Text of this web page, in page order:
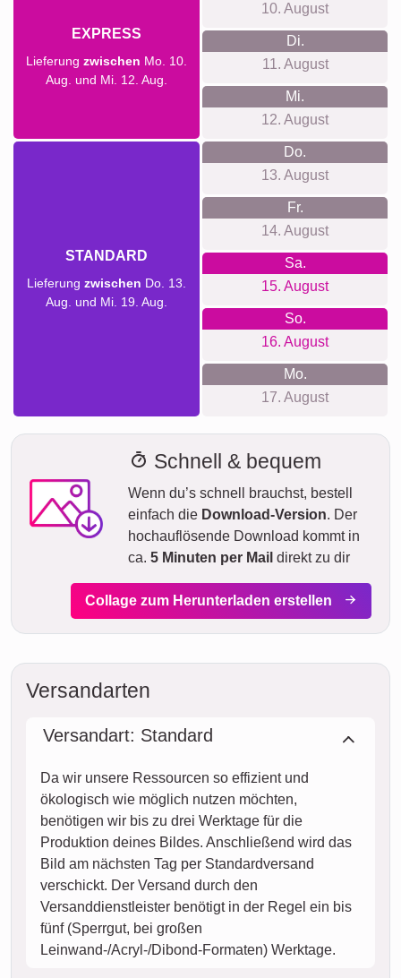
EXPRESS
Lieferung zwischen Mo. 10.
Aug. und Mi. 12. Aug.
10. August
Di.
11. August
Mi.
12. August
STANDARD
Lieferung zwischen Do. 13.
Aug. und Mi. 19. Aug.
Do.
13. August
Fr.
14. August
Sa.
15. August
So.
16. August
Mo.
17. August
Schnell & bequem
Wenn du’s schnell brauchst, bestell
einfach die Download-Version. Der
hochauflösende Download kommt in
ca. 5 Minuten per Mail direkt zu dir
Collage zum Herunterladen erstellen
Versandarten
Versandart: Standard
Da wir unsere Ressourcen so effizient und
ökologisch wie möglich nutzen möchten,
benötigen wir bis zu drei Werktage für die
Produktion deines Bildes. Anschließend wird das
Bild am nächsten Tag per Standardversand
verschickt. Der Versand durch den
Versanddienstleister benötigt in der Regel ein bis
fünf (Sperrgut, bei großen
Leinwand-/Acryl-/Dibond-Formaten) Werktage.